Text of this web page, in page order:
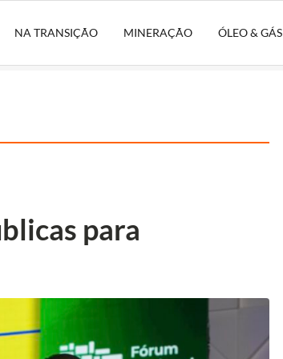
NA TRANSIÇÃO MINERAÇÃO ÓLEO & GÁS
para